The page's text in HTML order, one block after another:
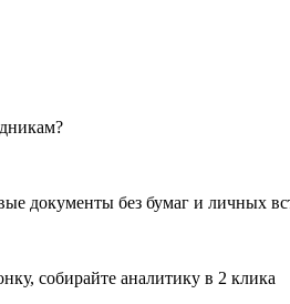
документы без бумаг и личных
собирайте аналитику в 2 клика